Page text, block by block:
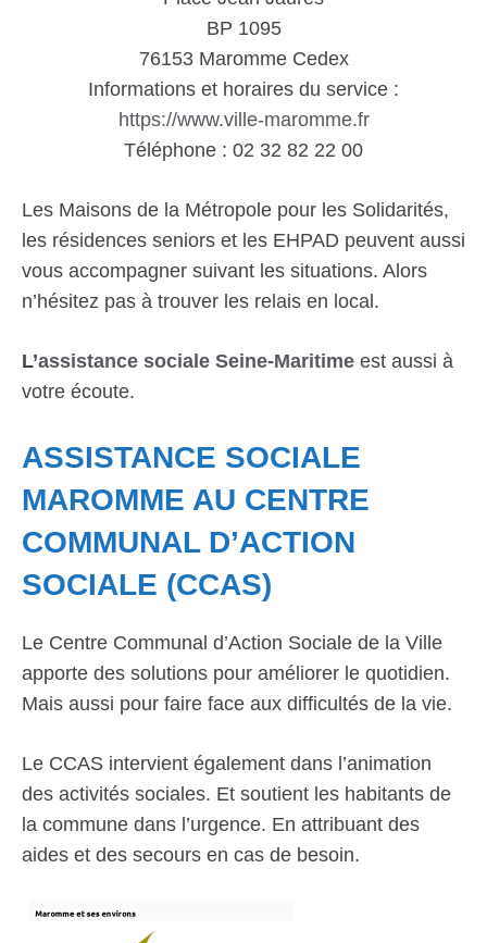
BP 1095
76153 Maromme Cedex
Informations et horaires du service :
https://www.ville-maromme.fr
Téléphone : 02 32 82 22 00
Les Maisons de la Métropole pour les Solidarités,
les résidences seniors et les EHPAD peuvent aussi
vous accompagner suivant les situations. Alors
n’hésitez pas à trouver les relais en local.
L’assistance sociale Seine-Maritime est aussi à
votre écoute.
ASSISTANCE SOCIALE
MAROMME AU CENTRE
COMMUNAL D’ACTION
SOCIALE (CCAS)
Le Centre Communal d’Action Sociale de la Ville
apporte des solutions pour améliorer le quotidien.
Mais aussi pour faire face aux difficultés de la vie.
Le CCAS intervient également dans l’animation
des activités sociales. Et soutient les habitants de
la commune dans l’urgence. En attribuant des
aides et des secours en cas de besoin.